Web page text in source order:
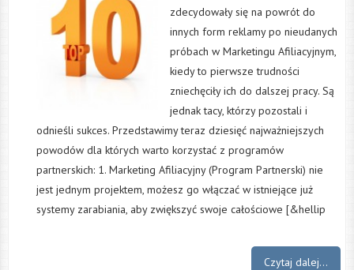
zdecydowały się na powrót do
innych form reklamy po nieudanych
próbach w Marketingu Afiliacyjnym,
kiedy to pierwsze trudności
zniechęciły ich do dalszej pracy. Są
jednak tacy, którzy pozostali i
odnieśli sukces. Przedstawimy teraz dziesięć najważniejszych
powodów dla których warto korzystać z programów
partnerskich: 1. Marketing Afiliacyjny (Program Partnerski) nie
jest jednym projektem, możesz go włączać w istniejące już
systemy zarabiania, aby zwiększyć swoje całościowe [&hellip
Czytaj dalej...